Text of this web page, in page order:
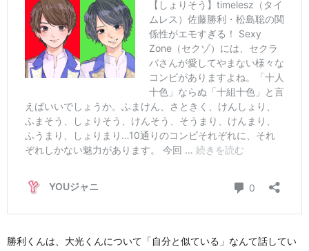
勝利くんは、大光くんについて「自分と似ている」なんて話してい